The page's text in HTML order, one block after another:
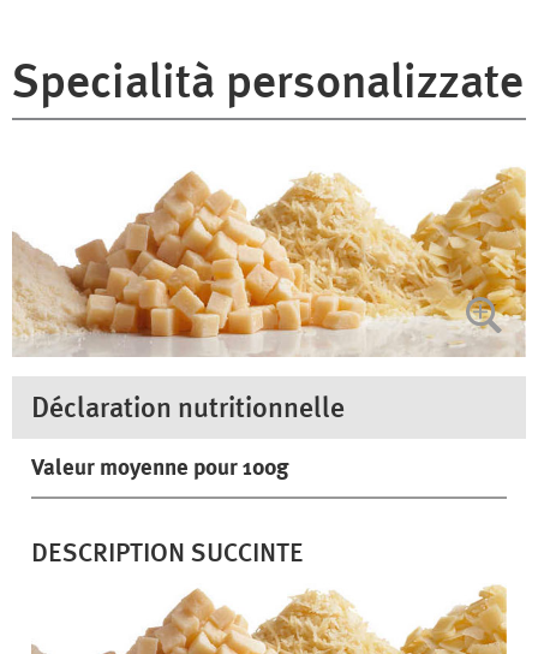
Specialità personalizzate
Déclaration nutritionnelle
Valeur moyenne pour 100g
DESCRIPTION SUCCINTE